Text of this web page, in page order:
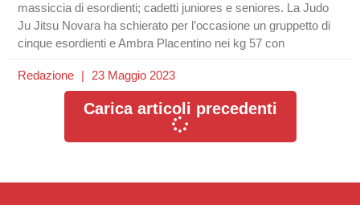
massiccia di esordienti; cadetti juniores e seniores. La Judo
Ju Jitsu Novara ha schierato per l’occasione un gruppetto di
cinque esordienti e Ambra Placentino nei kg 57 con
Redazione 23 Maggio 2023
Carica articoli precedenti